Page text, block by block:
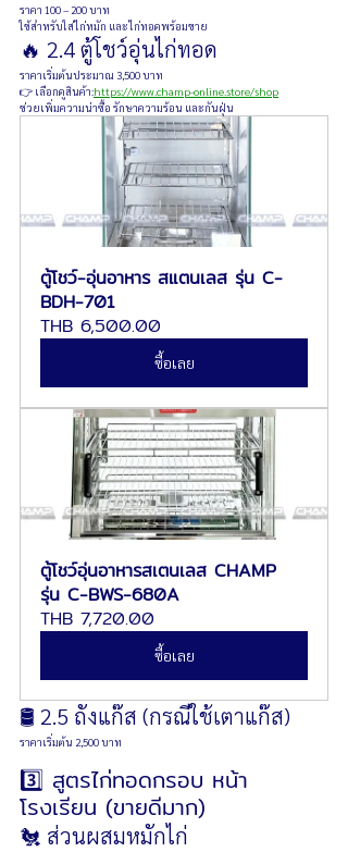
ราคา 100 – 200 บาท
ใช้สำหรับใส่ไก่หมัก และไก่ทอดพร้อมขาย
🔥 2.4 ตู้โชว์อุ่นไก่ทอด
ราคาเริ่มต้นประมาณ 3,500 บาท
👉 เลือกดูสินค้า:https://www.champ-online.store/shop
ช่วยเพิ่มความน่าซื้อ รักษาความร้อน และกันฝุ่น
ตู้โชว์-อุ่นอาหาร สแตนเลส รุ่น C-
BDH-701
THB 6,500.00
ซื้อเลย
ตู้โชว์อุ่นอาหารสเตนเลส CHAMP
รุ่น C-BWS-680A
THB 7,720.00
ซื้อเลย
🛢 2.5 ถังแก๊ส (กรณีใช้เตาแก๊ส)
ราคาเริ่มต้น 2,500 บาท
3️⃣ สูตรไก่ทอดกรอบ หน้า
โรงเรียน (ขายดีมาก)
🐔 ส่วนผสมหมักไก่